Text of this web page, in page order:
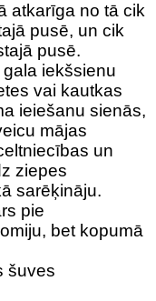
atkarīga no tā cik
pusē, un cik
pusē.
iekšsienu
vai kautkas
ieiešanu sienās,
mājas
un
ziepes
sarēķināju.
pie
bet kopumā
šuves